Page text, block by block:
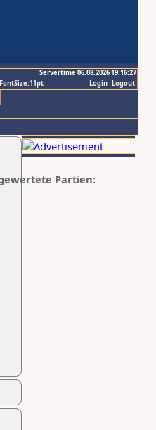
Servertime 06.08.2026 19:16:27
Logout
Login
FontSize:11pt
gewertete Partien: